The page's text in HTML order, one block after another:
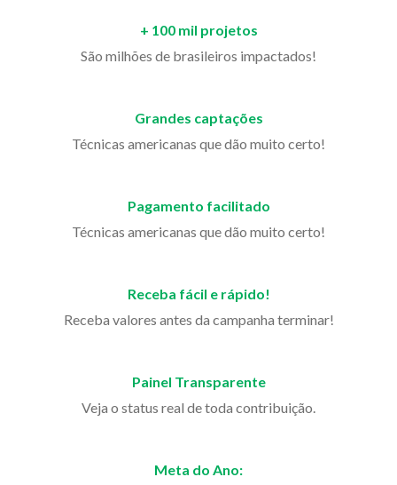
+ 100 mil projetos
São milhões de brasileiros impactados!
Grandes captações
Técnicas americanas que dão muito certo!
Pagamento facilitado
Técnicas americanas que dão muito certo!
Receba fácil e rápido!
Receba valores antes da campanha terminar!
Painel Transparente
Veja o status real de toda contribuição.
Meta do Ano: